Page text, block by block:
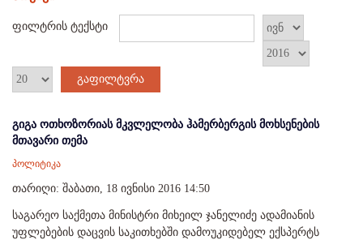
ფილტრის ტექსტი
გაფილტვრა
გიგა ოთხოზორიას მკვლელობა ჰამერბერგის მოხსენების
მთავარი თემა
პოლიტიკა
თარიღი: შაბათი, 18 ივნისი 2016 14:50
საგარეო საქმეთა მინისტრი მიხეილ ჯანელიძე ადამიანის
უფლებების დაცვის საკითხებში დამოუკიდებელ ექსპერტს